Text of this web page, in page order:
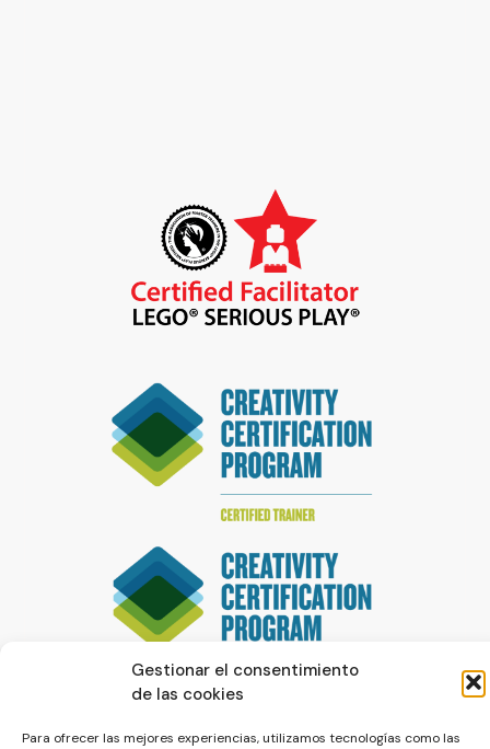
Gestionar el consentimiento
de las cookies
Para ofrecer las mejores experiencias, utilizamos tecnologías como las